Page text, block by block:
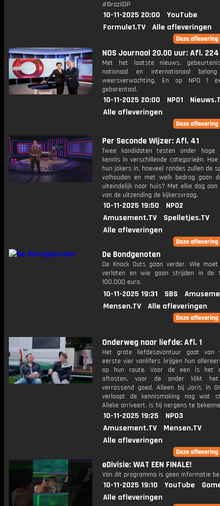
#BrazilGP
10-11-2025 20:00
YouTube
Formule1.TV
Alle afleveringen
NOS Journaal 20.00 uur: Afl. 224
Met het laatste nieuws,
nationaal en internationaal
weersverwachting. En op NPO 1
gebarentaal.
10-11-2025 20:00 NPO1
Alle afleveringen
Per Seconde Wijzer: Afl. 41
Twee kandidaten testen onder hoge
kennis in verschillende categorieën.
hun jokers in, hoeveel rondes zullen de
volhouden en met welk bedrag gaan
uiteindelijk naar huis? Met elke dag
van de uitzending de kijkersvraag.
10-11-2025 19:50
NPO2
Amusement.TV
Spelletjes.TV
Alle afleveringen
De Bondgenoten
De Knock Outs gaan verder. Wie
verlaten en wie gaan strijden in de
100.000 euro.
10-11-2025 19:31 SBS
Mensen.TV
Alle afleveringen
Onderweg naar liefde: Afl. 1
Het grote liefdesavontuur gaat van
eerste vier vanlifers krijgen hun
op hun route. Voor de een is het
aftasten, voor de ander klikt het
verrassend goed. Alleen bij Joris in
verloopt de kennismaking nog wat
Alieke arriveert, is hij nergens te
10-11-2025 19:25
NPO3
Amusement.TV
Mensen.TV
Alle afleveringen
eDivisie: WAT EEN FINALE!
Van dit programma is geen informatie
10-11-2025 19:10 YouTube
Alle afleveringen